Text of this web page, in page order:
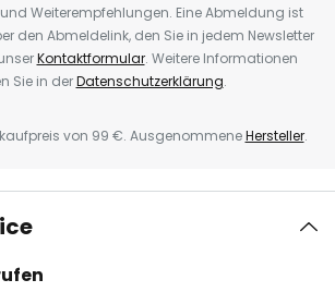
Weiterempfehlungen. Eine Abmeldung ist
den Abmeldelink, den Sie in jedem Newsletter
Kontaktformular. Weitere Informationen
Sie in derDatenschutzerklärung.
von 99 €. AusgenommeneHersteller.